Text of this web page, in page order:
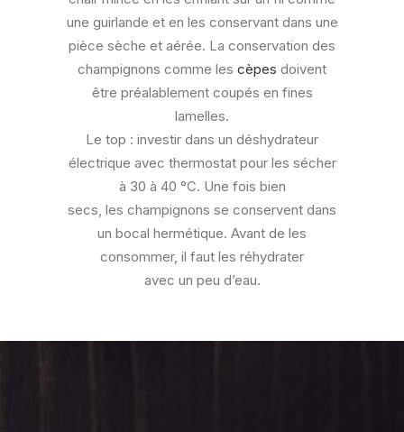
une guirlande et en les conservant dans une
pièce sèche et aérée. La conservation des
champignons comme les cèpes doivent
être préalablement coupés en fines
lamelles.
Le top : investir dans un déshydrateur
électrique avec thermostat pour les sécher
à 30 à 40 °C. Une fois bien
secs, les champignons se conservent dans
un bocal hermétique. Avant de les
consommer, il faut les réhydrater
avec un peu d’eau.